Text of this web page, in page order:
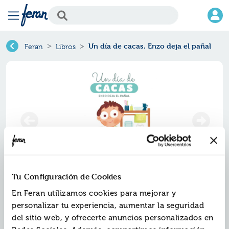
Tu Configuración de Cookies
En Feran utilizamos cookies para mejorar y
personalizar tu experiencia, aumentar la seguridad
del sitio web, y ofrecerte anuncios personalizados en
Feran Libros Un día de cacas. Enzo deja el pañal
Un día de cacas. enzo deja el
pañal
ZZZ-7766870